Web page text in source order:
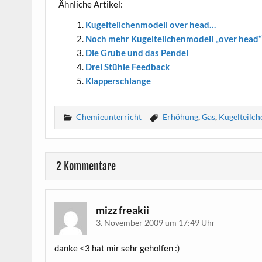
Ähn­li­che Artikel:
Kugel­teil­chen­mo­dell over head…
Noch mehr Kugel­teil­chen­mo­dell „over head“
Die Gru­be und das Pendel
Drei Stüh­le Feedback
Klap­per­schlan­ge
Chemieunterricht Erhöhung,Gas,
2 Kommentare
mizz freakii
3. November 2009 um 17:49 Uhr
dan­ke <3 hat mir sehr geholfen :)